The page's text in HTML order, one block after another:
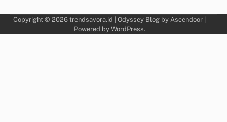
Copyright © 2026 trendsavora.id | Odyssey Blog by Ascendoor
Powered by WordPress.